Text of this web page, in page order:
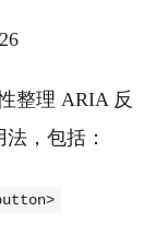
整理 ARIA 反
，包括：